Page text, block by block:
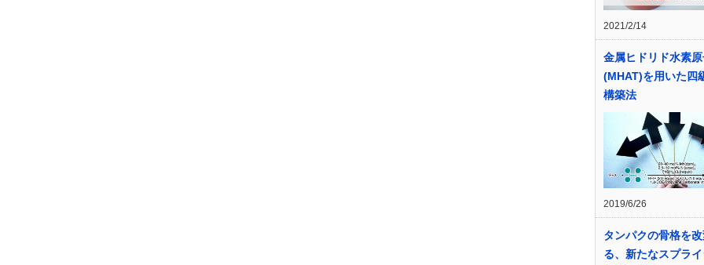
2021/2/14
金属ヒドリド水素
(MHAT)を用いた四
構築法
2019/6/26
タンパクの骨格を
る、新たなスプラ